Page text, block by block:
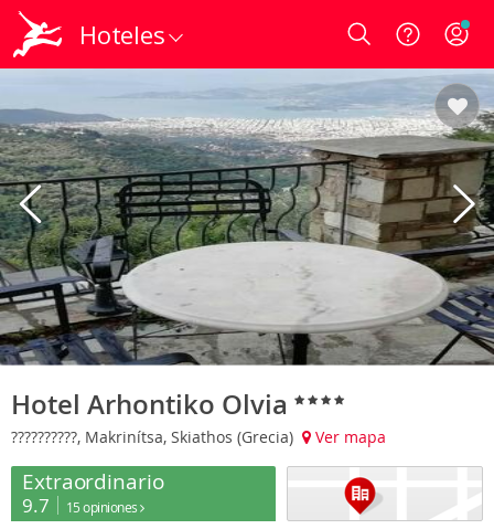
Hoteles Login
Hotel Arhontiko Olvia
??????????, Makrinítsa, Skiathos (Grecia) Ver mapa
Extraordinario
9.7 15 opiniones